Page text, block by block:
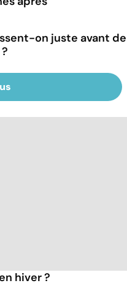
on juste avant de
hiver ?